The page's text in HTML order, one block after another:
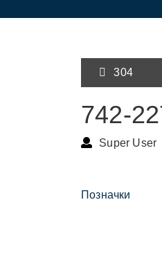
304
742-
Super User
Позначки